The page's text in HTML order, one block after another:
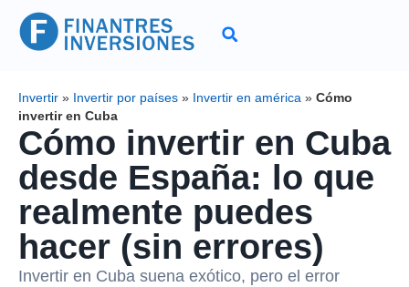
Invertir » Invertir por países » Invertir en américa » Cómo
invertir en Cuba
Cómo invertir en Cuba
desde España: lo que
realmente puedes
hacer (sin errores)
Invertir en Cuba suena exótico, pero el error